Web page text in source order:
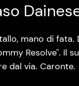
mano di fata.
Resolve". Il
dal via. Caronte.